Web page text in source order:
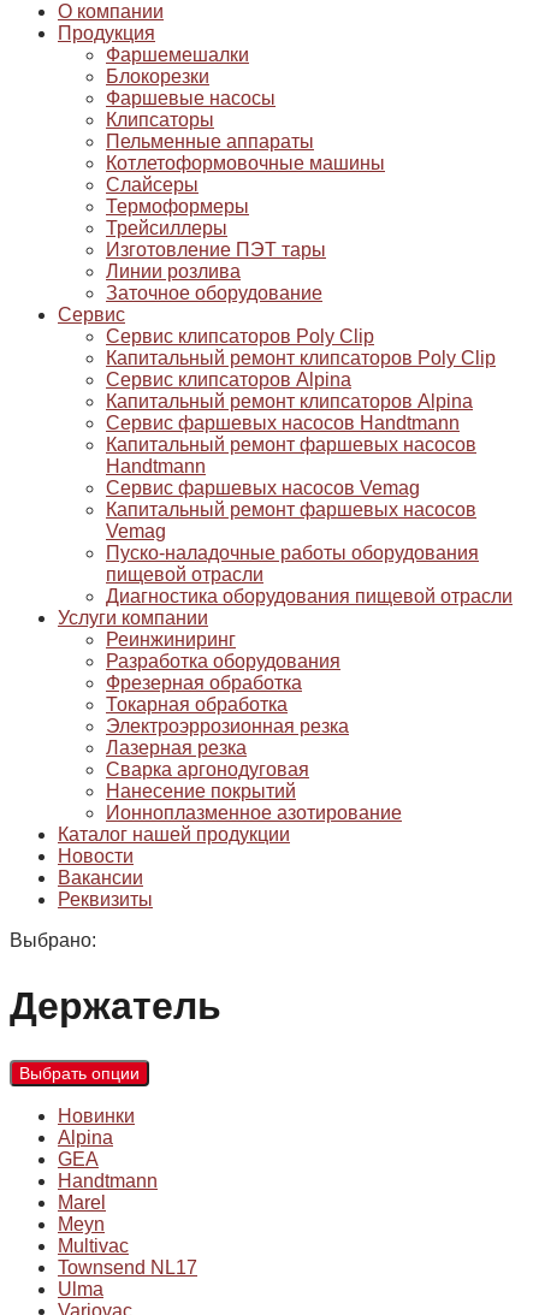
О компании
Продукция
Фаршемешалки
Блокорезки
Фаршевые насосы
Клипсаторы
Пельменные аппараты
Котлетоформовочные машины
Слайсеры
Термоформеры
Трейсиллеры
Изготовление ПЭТ тары
Линии розлива
Заточное оборудование
Сервис
Сервис клипсаторов Poly Clip
Капитальный ремонт клипсаторов Poly Clip
Сервис клипсаторов Alpina
Капитальный ремонт клипсаторов Alpina
Сервис фаршевых насосов Handtmann
Капитальный ремонт фаршевых насосов
Handtmann
Сервис фаршевых насосов Vemag
Капитальный ремонт фаршевых насосов
Vemag
Пуско-наладочные работы оборудования
пищевой отрасли
Диагностика оборудования пищевой отрасли
Услуги компании
Реинжиниринг
Разработка оборудования
Фрезерная обработка
Токарная обработка
Электроэррозионная резка
Лазерная резка
Сварка аргонодуговая
Нанесение покрытий
Ионноплазменное азотирование
Каталог нашей продукции
Новости
Вакансии
Реквизиты
Выбрано:
Держатель
Выбрать опции
Новинки
Alpina
GEA
Handtmann
Marel
Meyn
Multivac
Townsend NL17
Ulma
Variovac